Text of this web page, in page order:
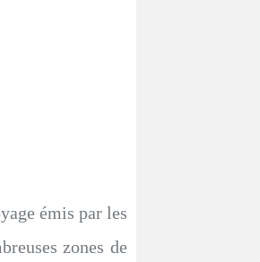
émis par les
zones de